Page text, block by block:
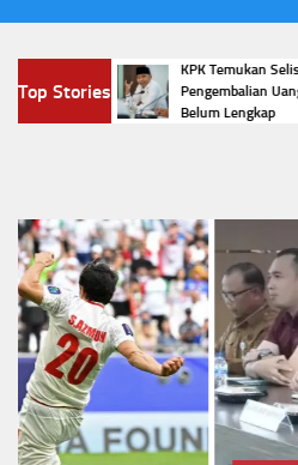
Top Stories
KPK Temukan Selisih
Pengembalian Uang
Belum Lengkap